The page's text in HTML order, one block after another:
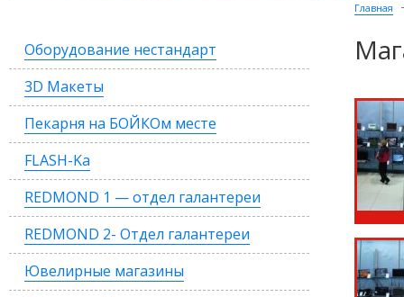
Оборудование нестандарт
3D Макеты
Пекарня на БОЙКОм месте
FLASH-Ka
REDMOND 1 — отдел галантереи
REDMOND 2- Отдел галантереи
Ювелирные магазины
Главная